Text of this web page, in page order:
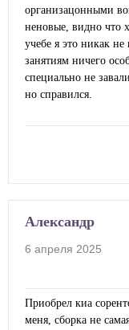
организацонными
неновые, видно что
учебе я это никак
занятиям ничего
специально не
но справился.
Александр
6 апреля 2025
Приобрел киа
меня, сборка не